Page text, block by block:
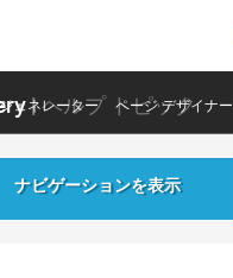
| ヘルプ トピック
ェネレーター ページ デザイナー
API リファレンス
ナビゲーションを表示